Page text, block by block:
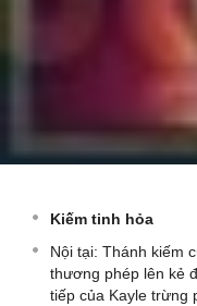
Kiếm tinh hỏa
Nội tại: Thánh kiếm
thương phép lên kẻ
tiếp của Kayle trừng